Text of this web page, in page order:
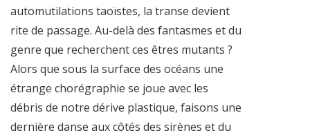
automutilations taoïstes, la transe devient
rite de passage. Au-delà des fantasmes et du
genre que recherchent ces êtres mutants ?
Alors que sous la surface des océans une
étrange chorégraphie se joue avec les
débris de notre dérive plastique, faisons une
dernière danse aux côtés des sirènes et du